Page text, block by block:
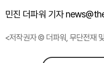
민진 더파워 기자
<저작권자 © 더파워, 무단전재